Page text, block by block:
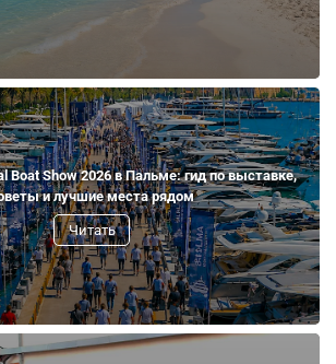
Boat Show 2026 в Пальме: гид по выставке,
и лучшие места рядом
Читать